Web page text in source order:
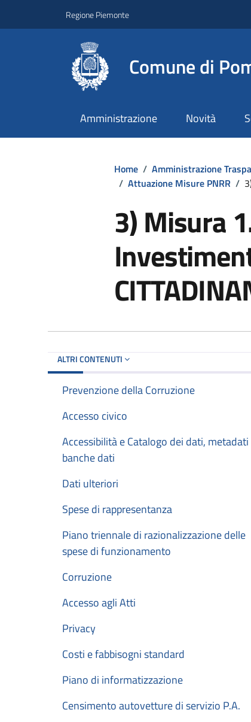
Regione Piemonte
Comune di
Amministrazione Novità
Home / Amministrazione
/ Attuazione Misure PNRR /
3) Misura
ALTRI CONTENUTI
Prevenzione della Corruzione
Accesso civico
Accessibilità e Catalogo dei dati, metadati
banche dati
Dati ulteriori
Spese di rappresentanza
Piano triennale di razionalizzazione delle
spese di funzionamento
Corruzione
Accesso agli Atti
Privacy
Costi e fabbisogni standard
Piano di informatizzazione
Censimento autovetture di servizio P.A.